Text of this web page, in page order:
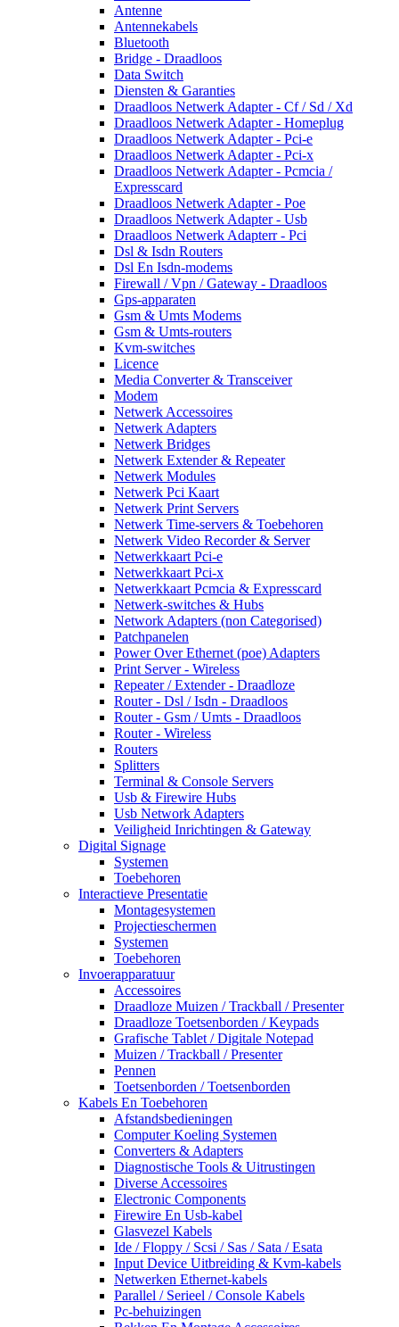
Antenne
Antennekabels
Bluetooth
Bridge - Draadloos
Data Switch
Diensten & Garanties
Draadloos Netwerk Adapter - Cf / Sd / Xd
Draadloos Netwerk Adapter - Homeplug
Draadloos Netwerk Adapter - Pci-e
Draadloos Netwerk Adapter - Pci-x
Draadloos Netwerk Adapter - Pcmcia /
Expresscard
Draadloos Netwerk Adapter - Poe
Draadloos Netwerk Adapter - Usb
Draadloos Netwerk Adapterr - Pci
Dsl & Isdn Routers
Dsl En Isdn-modems
Firewall / Vpn / Gateway - Draadloos
Gps-apparaten
Gsm & Umts Modems
Gsm & Umts-routers
Kvm-switches
Licence
Media Converter & Transceiver
Modem
Netwerk Accessoires
Netwerk Adapters
Netwerk Bridges
Netwerk Extender & Repeater
Netwerk Modules
Netwerk Pci Kaart
Netwerk Print Servers
Netwerk Time-servers & Toebehoren
Netwerk Video Recorder & Server
Netwerkkaart Pci-e
Netwerkkaart Pci-x
Netwerkkaart Pcmcia & Expresscard
Netwerk-switches & Hubs
Network Adapters (non Categorised)
Patchpanelen
Power Over Ethernet (poe) Adapters
Print Server - Wireless
Repeater / Extender - Draadloze
Router - Dsl / Isdn - Draadloos
Router - Gsm / Umts - Draadloos
Router - Wireless
Routers
Splitters
Terminal & Console Servers
Usb & Firewire Hubs
Usb Network Adapters
Veiligheid Inrichtingen & Gateway
Digital Signage
Systemen
Toebehoren
Interactieve Presentatie
Montagesystemen
Projectieschermen
Systemen
Toebehoren
Invoerapparatuur
Accessoires
Draadloze Muizen / Trackball / Presenter
Draadloze Toetsenborden / Keypads
Grafische Tablet / Digitale Notepad
Muizen / Trackball / Presenter
Pennen
Toetsenborden / Toetsenborden
Kabels En Toebehoren
Afstandsbedieningen
Computer Koeling Systemen
Converters & Adapters
Diagnostische Tools & Uitrustingen
Diverse Accessoires
Electronic Components
Firewire En Usb-kabel
Glasvezel Kabels
Ide / Floppy / Scsi / Sas / Sata / Esata
Input Device Uitbreiding & Kvm-kabels
Netwerken Ethernet-kabels
Parallel / Serieel / Console Kabels
Pc-behuizingen